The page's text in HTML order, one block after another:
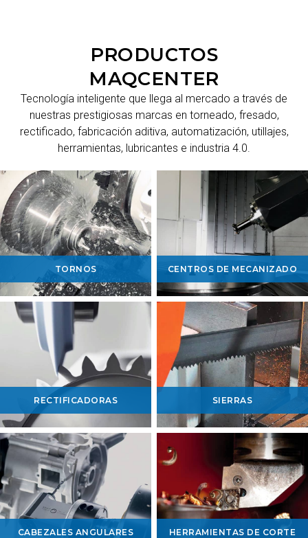
PRODUCTOS
MAQCENTER
Tecnología inteligente que llega al mercado a través de
nuestras prestigiosas marcas en torneado, fresado,
rectificado, fabricación aditiva, automatización, utillajes,
herramientas, lubricantes e industria 4.0.
TORNOS CENTROS DE MECANIZADO
RECTIFICADORAS SIERRAS
CABEZALES ANGULARES HERRAMIENTAS DE CORTE